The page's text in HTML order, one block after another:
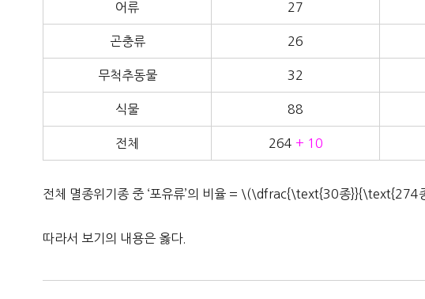
어류 27
곤충류 26
무척추동물 32
식물 88
전체 264 + 10
전체 멸종위기종 중 ‘포유류’의 비율 = \(\dfrac{\text{30종
따라서 보기의 내용은 옳다.